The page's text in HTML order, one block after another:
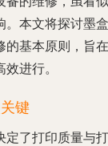
。本文将探讨墨盒
的基本原则，旨在
进行。
键
定了打印质量与打